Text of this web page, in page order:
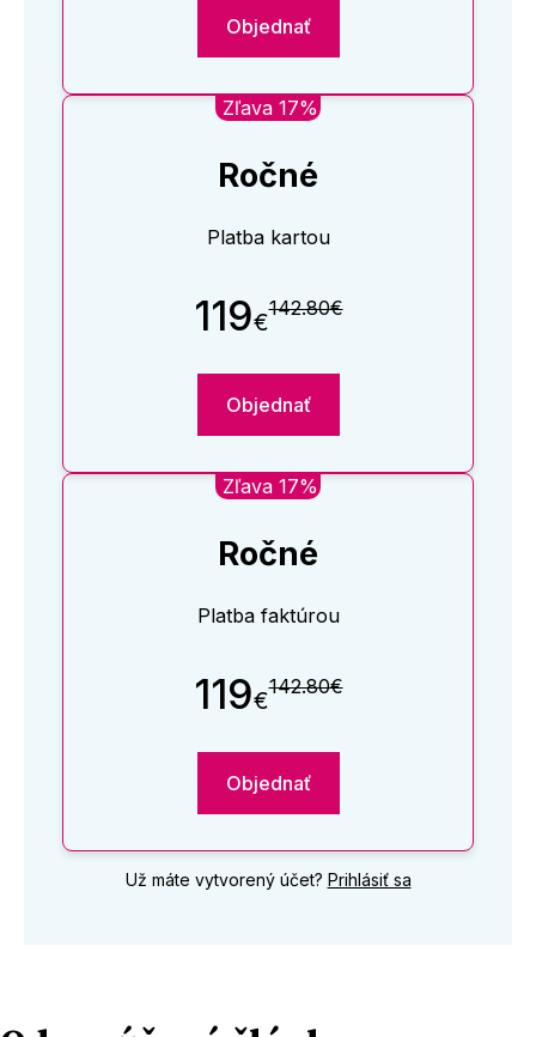
Objednať
Zľava 17%
Ročné
Platba kartou
119€142.80€
Objednať
Zľava 17%
Ročné
Platba faktúrou
119€142.80€
Objednať
Už máte vytvorený účet? Prihlásiť sa